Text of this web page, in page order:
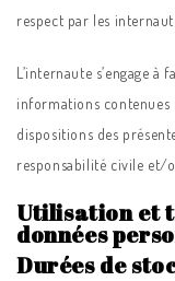
respect par les
L’internaute s’engage
informations contenues
dispositions des
responsabilité civile et/
Utilisation et
données
Durées de